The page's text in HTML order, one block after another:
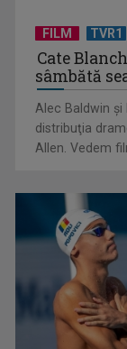
„E cool să fii
Universitatea
FILM TVR1
Cate
sâmbătă
Alec Baldwin
distribuţia
Allen. Vedem